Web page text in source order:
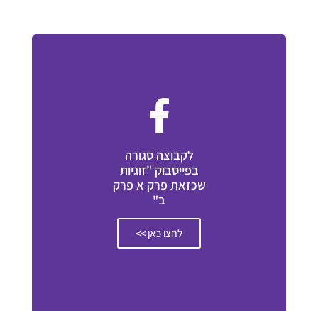
לקבוצה סגורה
בפייסבוק "זוגיות
שכזאת פרק א פרק
ב"
לחצו כאן >>